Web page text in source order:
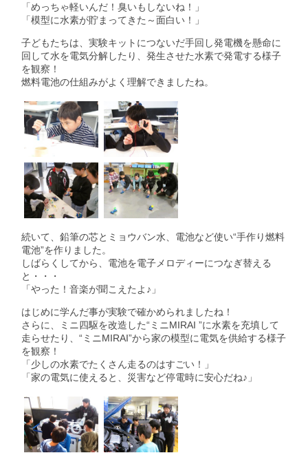
「めっちゃ軽いんだ！臭いもしないね！」
「模型に水素が貯まってきた～面白い！」
子どもたちは、実験キットにつないだ手回し発電機を懸命に
回して水を電気分解したり、発生させた水素で発電する様子
を観察！
燃料電池の仕組みがよく理解できましたね。
続いて、鉛筆の芯とミョウバン水、電池など使い“手作り燃料
電池”を作りました。
しばらくしてから、電池を電子メロディーにつなぎ替える
と・・・
「やった！音楽が聞こえたよ♪」
はじめに学んだ事が実験で確かめられましたね！
さらに、ミニ四駆を改造した“ミニMIRAI ”に水素を充填して
走らせたり、“ミニMIRAI”から家の模型に電気を供給する様子
を観察！
「少しの水素でたくさん走るのはすごい！」
「家の電気に使えると、災害など停電時に安心だね♪」